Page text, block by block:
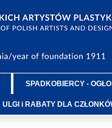
SPADKOBIERCY -
ULGI i RABATY DLA